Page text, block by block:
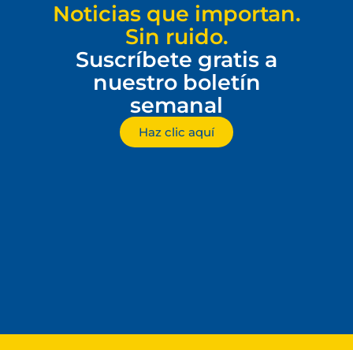
Noticias que importan.
Sin ruido.
Suscríbete gratis a
nuestro boletín
semanal
Haz clic aquí